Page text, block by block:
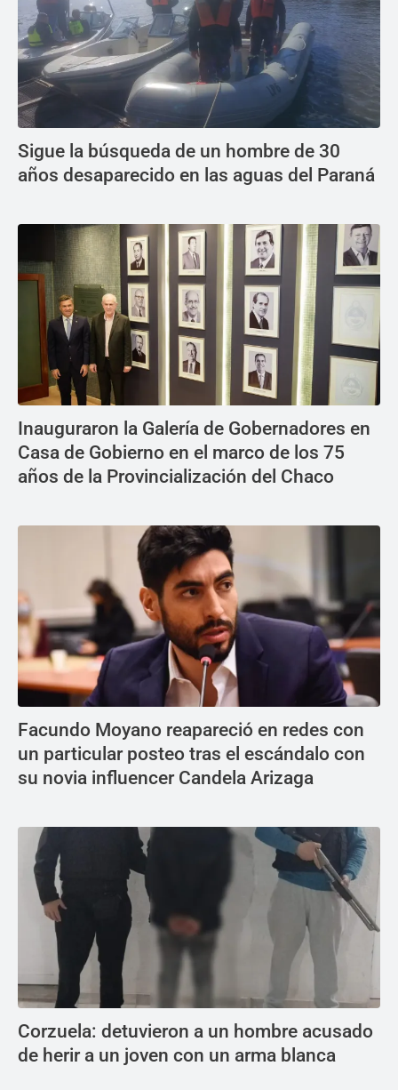
Sigue la búsqueda de un hombre de 30
años desaparecido en las aguas del Paraná
Inauguraron la Galería de Gobernadores en
Casa de Gobierno en el marco de los 75
años de la Provincialización del Chaco
Facundo Moyano reapareció en redes con
un particular posteo tras el escándalo con
su novia influencer Candela Arizaga
Corzuela: detuvieron a un hombre acusado
de herir a un joven con un arma blanca